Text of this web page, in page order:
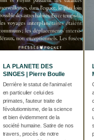
LA PLANETE DES
SINGES | Pierre Boulle
Derrière le statut de l'animal et
en particulier celui des
primates, l’auteur traite de
l’évolutionnisme, de la science
et bien évidemment de la
société humaine. Satire de nos
travers, procès de notre